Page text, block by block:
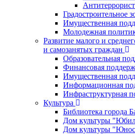
Градостроительное
Имущественная
Молодежная
Развитие малого и
и самозанятых граждан
Образовательная
Финансовая
Имущественная
Информационная
Инфраструктурная
Культура
Библиотека города
Дом культуры
Дом культуры